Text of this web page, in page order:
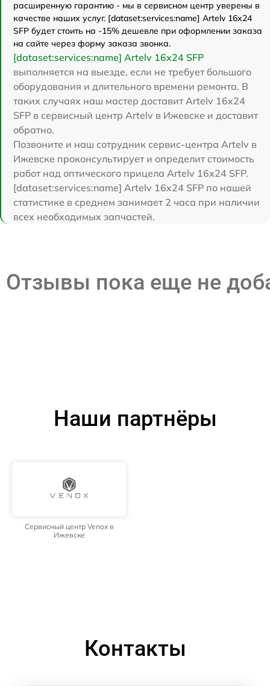
расширенную гарантию - мы в сервисном центр уверены в
качестве наших услуг. [dataset:services:name] Artelv 16x24
SFP будет стоить на -15% дешевле при оформлении заказа
на сайте через форму заказа звонка.
[dataset:services:name] Artelv 16x24 SFP
выполняется на выезде, если не требует большого
оборудования и длительного времени ремонта. В
таких случаях наш мастер доставит Artelv 16x24
SFP в сервисный центр Artelv в Ижевске и доставит
обратно.
Позвоните и наш сотрудник сервис-центра Artelv в
Ижевске проконсультирует и определит стоимость
работ над оптического прицела Artelv 16x24 SFP.
[dataset:services:name] Artelv 16x24 SFP по нашей
статистике в среднем занимает 2 часа при наличии
всех необходимых запчастей.
Отзывы пока еще не
Наши партнёры
Сервисный центр Venox в
Ижевске
Контакты